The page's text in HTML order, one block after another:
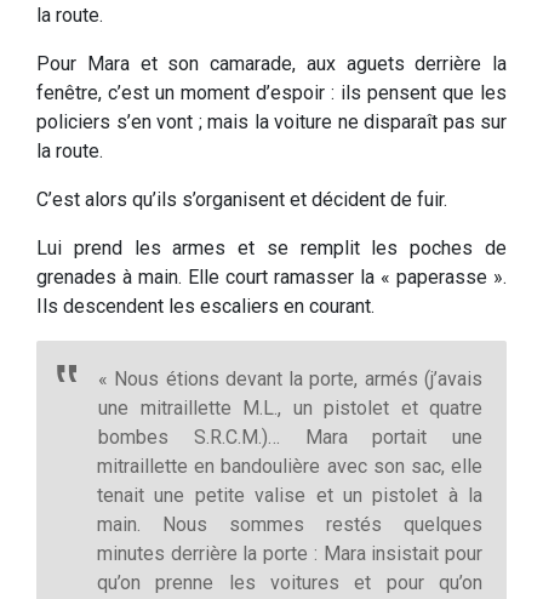
la route.
Pour Mara et son camarade, aux aguets derrière la
fenêtre, c’est un moment d’espoir : ils pensent que les
policiers s’en vont ; mais la voiture ne disparaît pas sur
la route.
C’est alors qu’ils s’organisent et décident de fuir.
Lui prend les armes et se remplit les poches de
grenades à main. Elle court ramasser la « paperasse ».
Ils descendent les escaliers en courant.
« Nous étions devant la porte, armés (j’avais
une mitraillette M.L., un pistolet et quatre
bombes S.R.C.M.)… Mara portait une
mitraillette en bandoulière avec son sac, elle
tenait une petite valise et un pistolet à la
main. Nous sommes restés quelques
minutes derrière la porte : Mara insistait pour
qu’on prenne les voitures et pour qu’on